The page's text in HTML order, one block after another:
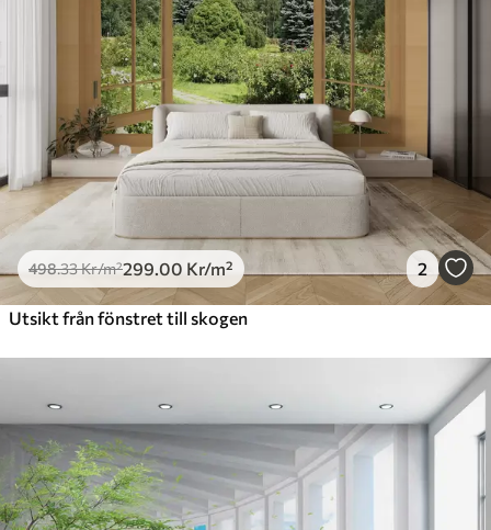
498.33Kr/m²299 .00 Kr/m² 2
Utsikt från fönstret till skogen